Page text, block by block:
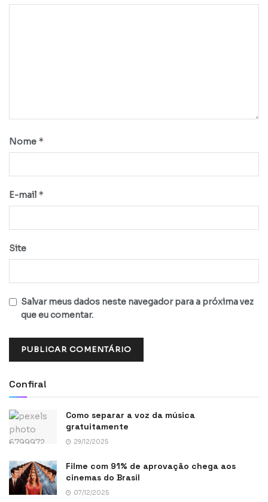
Nome *
E-mail *
Site
Salvar meus dados neste navegador para a próxima vez
que eu comentar.
Confira!
Como separar a voz da música
gratuitamente
29/12/2025
Filme com 91% de aprovação chega aos
cinemas do Brasil
07/12/2025